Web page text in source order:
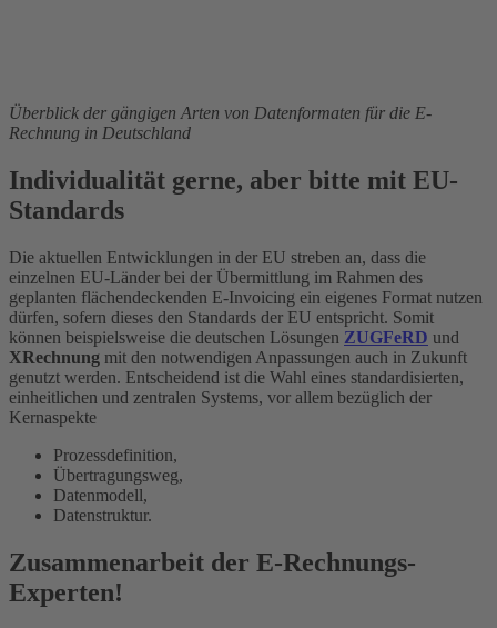
Überblick der gängigen Arten von Datenformaten für die E-
Rechnung in Deutschland
Individualität gerne, aber bitte mit EU-
Standards
Die aktuellen Entwicklungen in der EU streben an, dass die
einzelnen EU-Länder bei der Übermittlung im Rahmen des
geplanten flächendeckenden E-Invoicing ein eigenes Format nutzen
dürfen, sofern dieses den Standards der EU entspricht. Somit
können beispielsweise die deutschen Lösungen ZUGFeRD und
XRechnung mit den notwendigen Anpassungen auch in Zukunft
genutzt werden. Entscheidend ist die Wahl eines standardisierten,
einheitlichen und zentralen Systems, vor allem bezüglich der
Kernaspekte
Prozessdefinition,
Übertragungsweg,
Datenmodell,
Datenstruktur.
Zusammenarbeit der E-Rechnungs-
Experten!